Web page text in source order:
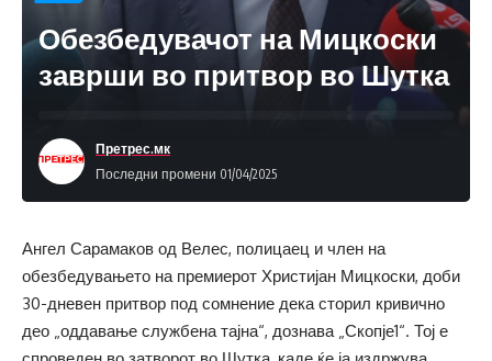
Обезбедувачот на Мицкоски
заврши во притвор во Шутка
Последни промени 01/04/2025
Претрес.мк
Ангел Сарамаков од Велес, полицаец и член на
обезбедувањето на премиерот Христијан Мицкоски, доби
30-дневен притвор под сомнение дека сторил кривично
део „оддавање службена тајна“, дознава „Скопје1“. Тој е